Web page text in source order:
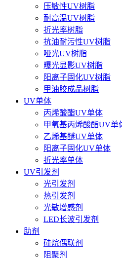
压敏性UV树脂
耐高温UV树脂
折光率树脂
抗油耐污性UV树脂
哑光UV树脂
曝光显影UV树脂
阳离子固化UV树脂
甲油胶成品树脂
UV单体
丙烯酸酯UV单体
甲氧基丙烯酸酯UV单
乙烯基醚UV单体
阳离子固化UV单体
折光率单体
UV引发剂
光引发剂
热引发剂
光敏增感剂
LED长波引发剂
助剂
硅烷偶联剂
阻聚剂